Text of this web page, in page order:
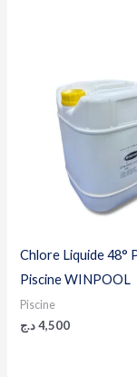
Chlore Liquide 48°
Piscine WINPOOL
Piscine
4,500 د.ج